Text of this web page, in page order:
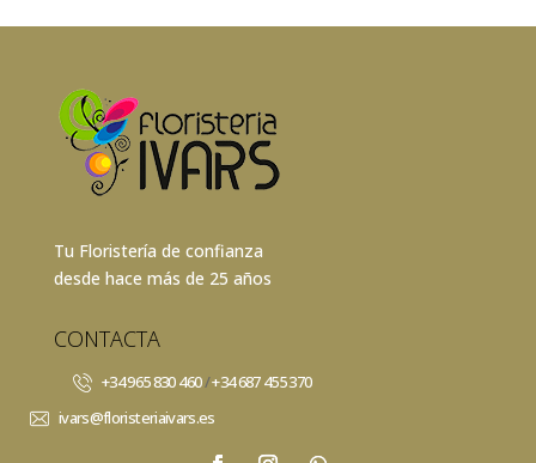
Tu Floristería de confianza
desde hace más de 25 años
CONTACTA
+34 965 830 460/+34 687 455 370
ivars@floristeriaivars.es